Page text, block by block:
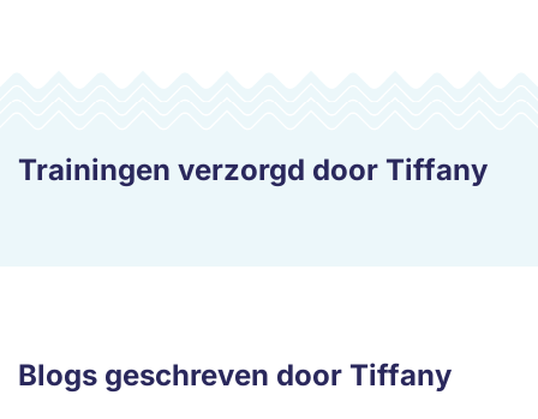
Trainingen verzorgd door Tiffany
Blogs geschreven door Tiffany